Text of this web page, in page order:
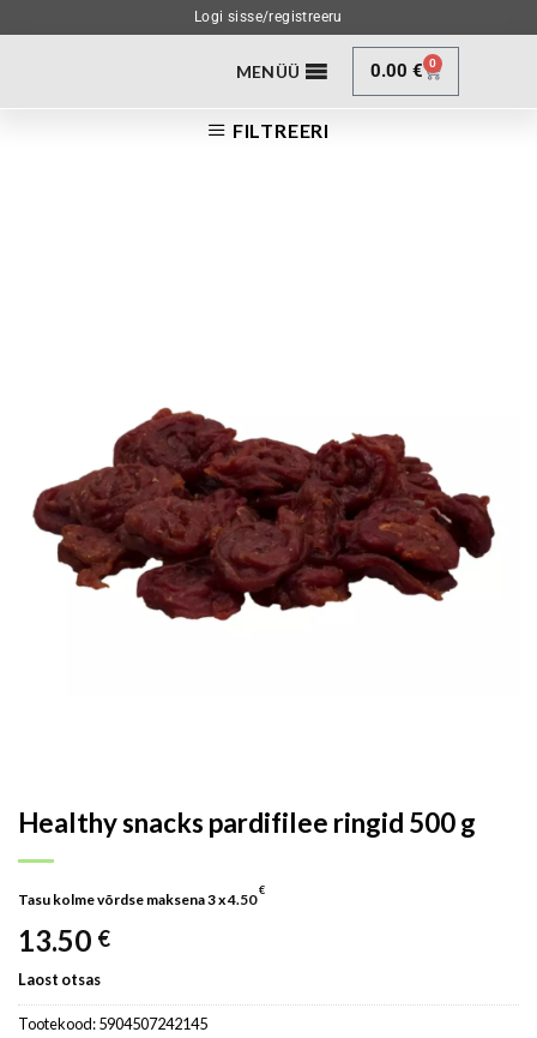
Logi sisse/registreeru
MENÜÜ 0.00€ 0
FILTREERI
Healthy snacks pardifilee ringid 500 g
Tasu kolme võrdse maksena 3 x4.50
€
13.50 €
Laost otsas
Tootekood:5904507242145